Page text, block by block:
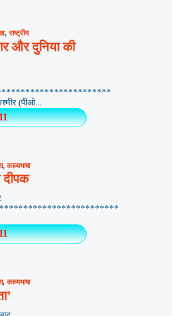
,राष्ट्रीय
और दुनिया की
(पीओ...
,काव्यभाषा
दीपक
,काव्यभाषा